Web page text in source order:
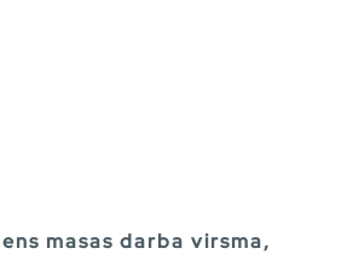
masas darba virsma,